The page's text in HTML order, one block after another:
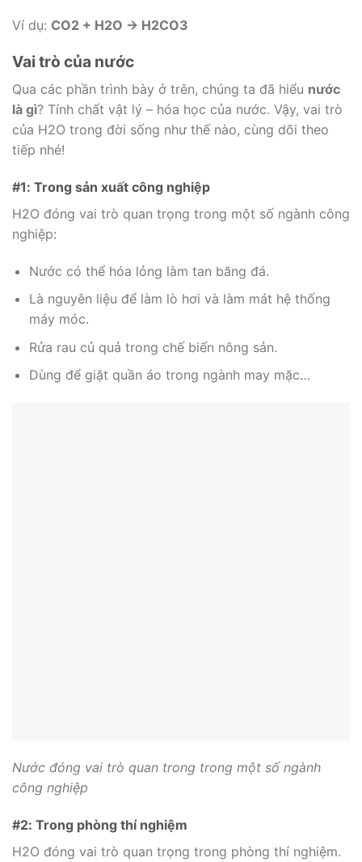
Ví dụ: CO2 + H2O → H2CO3
Vai trò của nước
Qua các phần trình bày ở trên, chúng ta đã hiểu nước
là gì? Tính chất vật lý – hóa học của nước. Vậy, vai trò
của H2O trong đời sống như thế nào, cùng dõi theo
tiếp nhé!
#1: Trong sản xuất công nghiệp
H2O đóng vai trò quan trọng trong một số ngành công
nghiệp:
Nước có thể hóa lỏng làm tan băng đá.
Là nguyên liệu để làm lò hơi và làm mát hệ thống
máy móc.
Rửa rau củ quả trong chế biến nông sản.
Dùng để giặt quần áo trong ngành may mặc…
Nước đóng vai trò quan trong trong một số ngành
công nghiệp
#2: Trong phòng thí nghiệm
H2O đóng vai trò quan trọng trong phòng thí nghiệm.